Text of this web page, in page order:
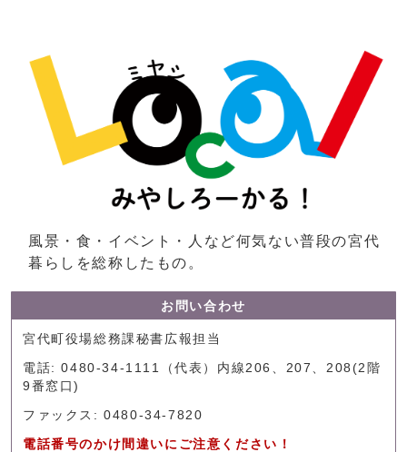
風景・食・イベント・人など何気ない普段の宮代
暮らしを総称したもの。
お問い合わせ
宮代町役場総務課秘書広報担当
電話: 0480-34-1111（代表）内線206、207、208(2階
9番窓口)
ファックス: 0480-34-7820
電話番号のかけ間違いにご注意ください！